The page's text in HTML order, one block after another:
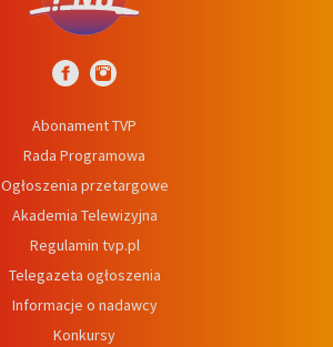
Abonament TVP
Rada Programowa
Ogłoszenia przetargowe
Akademia Telewizyjna
Regulamin tvp.pl
Telegazeta ogłoszenia
Informacje o nadawcy
Konkursy